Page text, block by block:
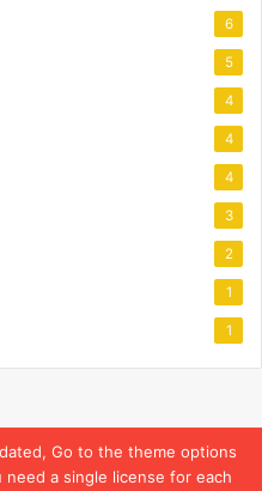
Go to the theme options
a single license for each
6
5
4
4
4
3
2
1
1